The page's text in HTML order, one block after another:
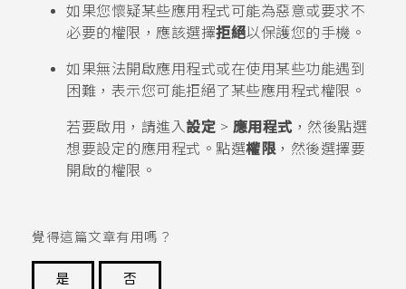
如果您懷疑某些應用程式可能為惡意或要求不
必要的權限，應該選擇拒絕以保護您的手機。
如果無法開啟應用程式或在使用某些功能遇到
困難，表示您可能拒絕了某些應用程式權限。
若要啟用，請進入設定 > 應用程式 ，然後點選
想要設定的應用程式。點選權限，然後選擇要
開啟的權限。
覺得這篇文章有用嗎？
是
否